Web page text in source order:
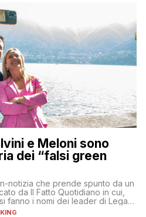
e Meloni sono
dei “falsi green
notizia che prende spunto da un
da Il Fatto Quotidiano in cui,
fanno i nomi dei leader di Lega e